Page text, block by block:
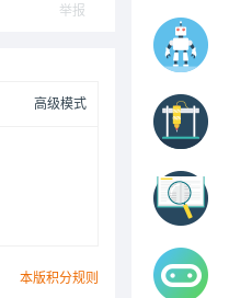
举报
高级模式
本版积分规则